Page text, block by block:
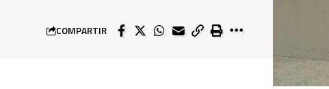
COMPARTIR